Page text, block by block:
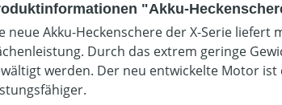
"Akku-
neue Akku-Heckenschere der X-Serie
Durch das extrem geringe
werden. Der neu entwickelte Motor